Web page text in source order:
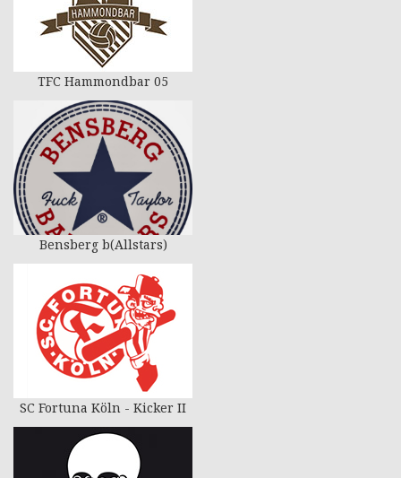
TFC Hammondbar 05
Bensberg b(Allstars)
SC Fortuna Köln - Kicker II